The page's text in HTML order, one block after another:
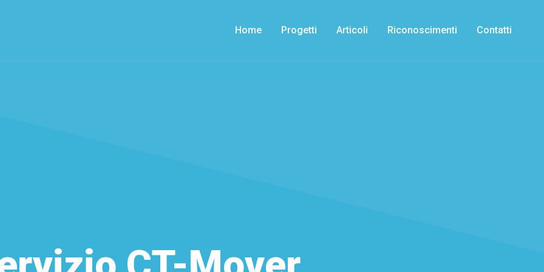
Home Progetti Articoli Riconoscimenti Contatti